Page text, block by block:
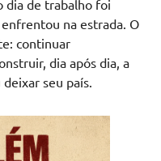
dia de trabalho foi
na estrada. O
continuar
dia após dia, a
seu país.